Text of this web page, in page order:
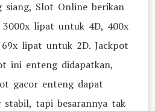
siang, Slot Online berikan
3000x lipat untuk 4D, 400x
lipat untuk 2D. Jackpot
ini enteng didapatkan,
gacor enteng dapat
stabil, tapi besarannya tak